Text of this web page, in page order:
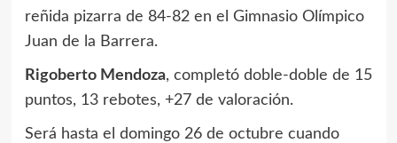
reñida pizarra de 84-82 en el Gimnasio Olímpico
Juan de la Barrera.
Rigoberto Mendoza, completó doble-doble de 15
puntos, 13 rebotes, +27 de valoración.
Será hasta el domingo 26 de octubre cuando